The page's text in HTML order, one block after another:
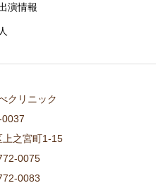
演情報
クリニック
上之宮町1-15
0075
0083